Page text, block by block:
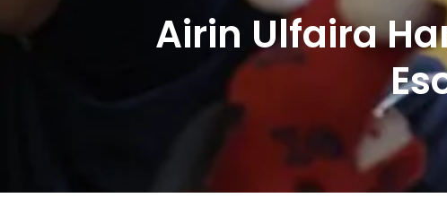
Airin Ulfaira